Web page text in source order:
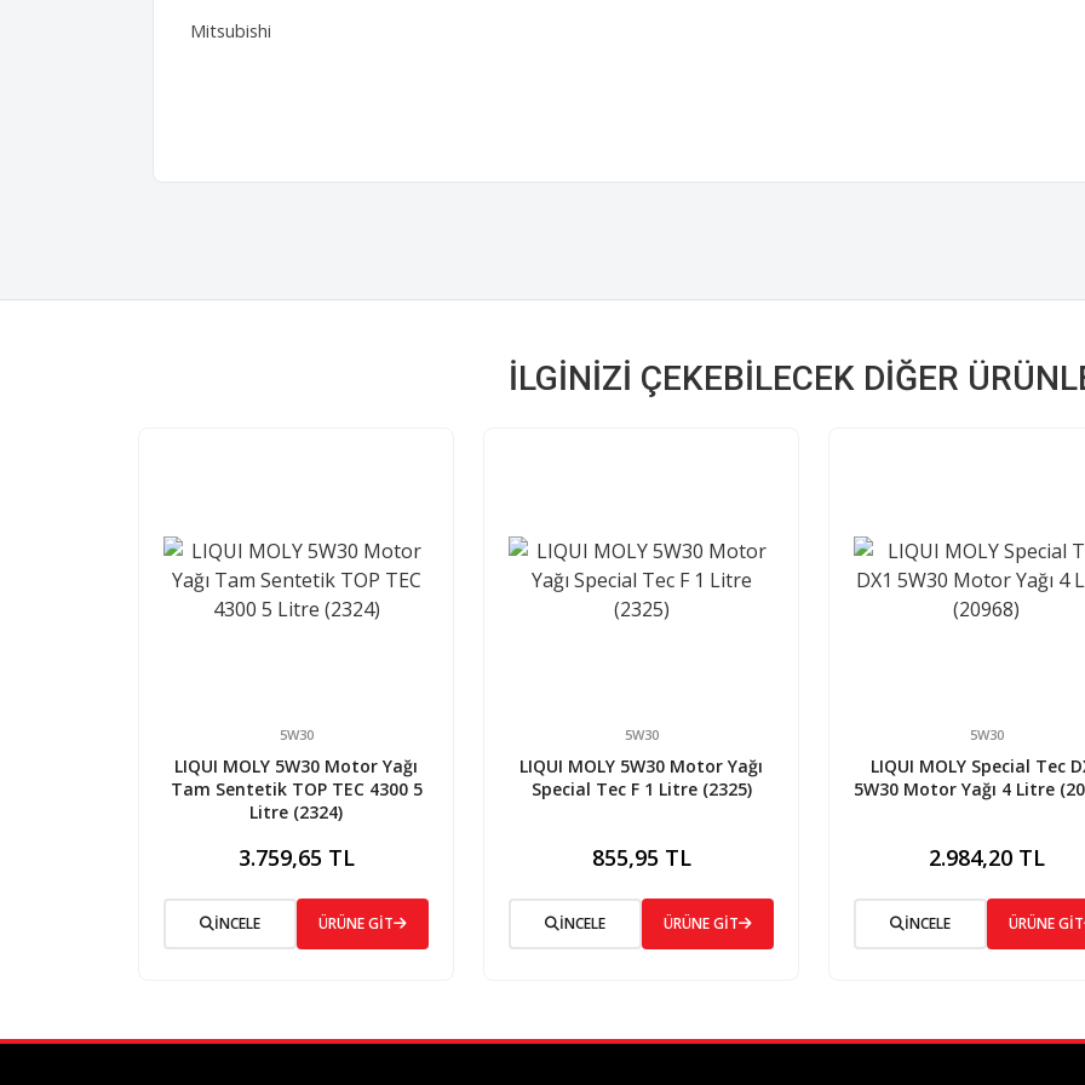
Mitsubishi
İLGINIZI ÇEKEBILECEK DIĞER
5W30
LIQUI MOLY 5W30 Motor Yağı
Tam Sentetik TOP TEC 4300 5
Litre (2324)
3.759,65 TL
İNCELE ÜRÜNE GİT
5W30
LIQUI MOLY 5W30 Motor Yağı
Special Tec F 1 Litre (2325)
855,95 TL
İNCELE ÜRÜNE GİT
5W30
LIQUI MOLY Special Tec
5W30 Motor Yağı 4 Litre
2.984,20 TL
İNCELE ÜRÜNE GİT